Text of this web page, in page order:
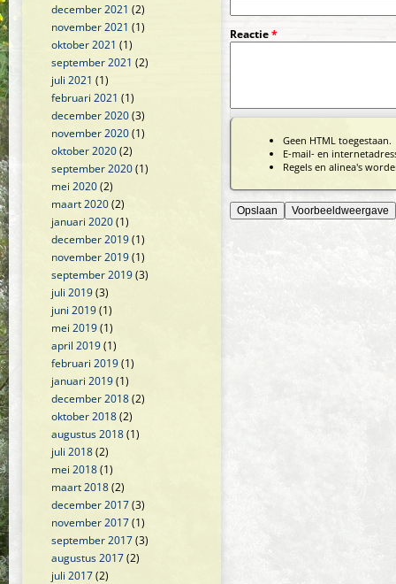
december 2021 (2)
november 2021 (1)
oktober 2021 (1)
september 2021 (2)
juli 2021 (1)
februari 2021 (1)
december 2020(3)
november 2020(1)
oktober 2020(2)
september 2020(1)
mei 2020(2)
maart 2020(2)
januari 2020(1)
december 2019(1)
november 2019(1)
september 2019(3)
juli 2019(3)
juni 2019(1)
mei 2019(1)
april 2019(1)
februari 2019(1)
januari 2019(1)
december 2018(2)
oktober 2018(2)
augustus 2018(1)
juli 2018(2)
mei 2018(1)
maart 2018(2)
december 2017(3)
november 2017(1)
september 2017(3)
augustus 2017(2)
juli 2017(2)
Reactie*
Geen HTML toegestaan.
E-mail- en
Regels en alinea's